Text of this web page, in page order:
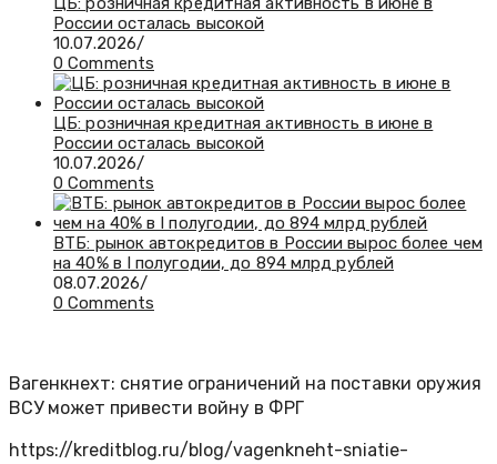
России осталась высокой
10.07.2026/
0 Comments
ЦБ: розничная кредитная активность в июне в
России осталась высокой
10.07.2026/
0 Comments
ВТБ: рынок автокредитов в России вырос более чем
на 40% в I полугодии, до 894 млрд рублей
08.07.2026/
0 Comments
Вагенкнехт: снятие ограничений на поставки оружия
ВСУ может привести войну в ФРГ
https://kreditblog.ru/blog/vagenkneht-sniatie-